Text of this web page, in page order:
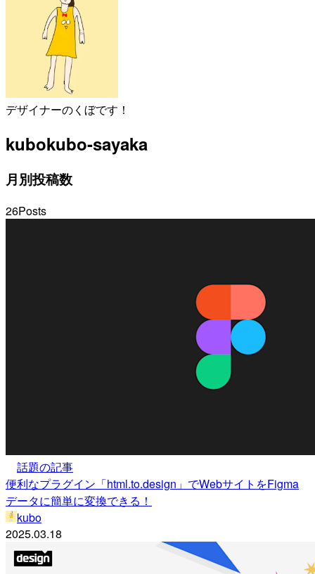
デザイナーのくぼです！
kubokubo-sayaka
月別投稿数
26Posts
話題の記事
便利なプラグイン「html.to.design」でWebサイトをFigma
データに簡単に変換できる！
kubo
2025.03.18